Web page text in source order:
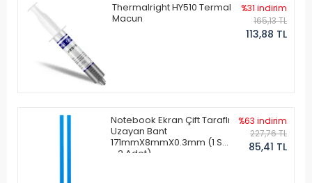
Thermalright HY510 Termal
Macun
%31 indirim
165,13 TL
113,88 TL
Notebook Ekran Çift Taraflı
Uzayan Bant
171mmX8mmX0.3mm (1 Set
- 2 Adet)
%63 indirim
227,76 TL
85,41 TL